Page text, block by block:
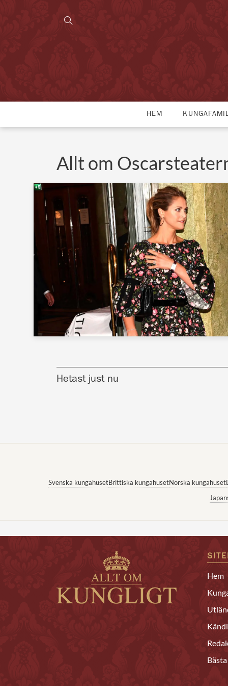
HEM
Allt om
Hetast just nu
Svenska kungahusetBrittiska kungahusetNorska kungahuset
Hem